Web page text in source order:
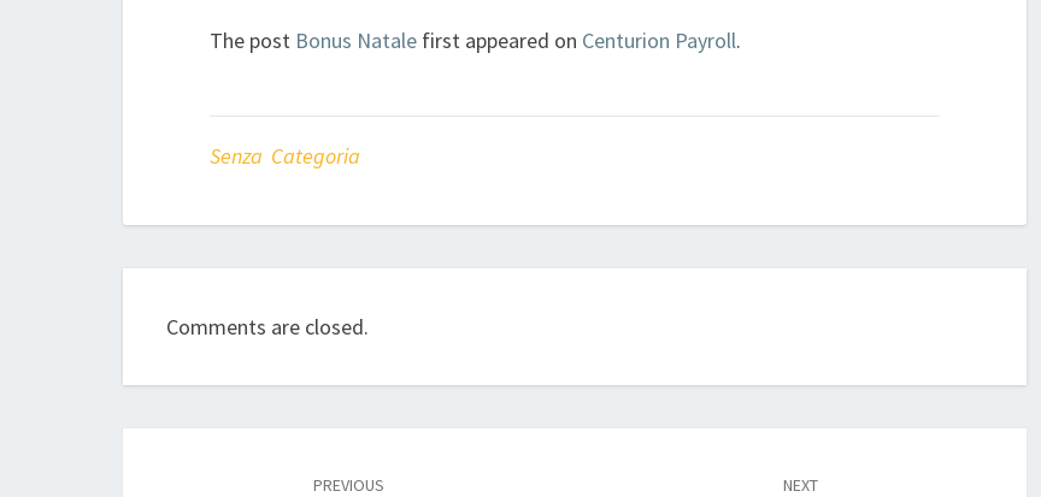
The post Bonus Natale first appeared on Centurion Payroll.
Senza Categoria
Comments are closed.
PREVIOUS NEXT